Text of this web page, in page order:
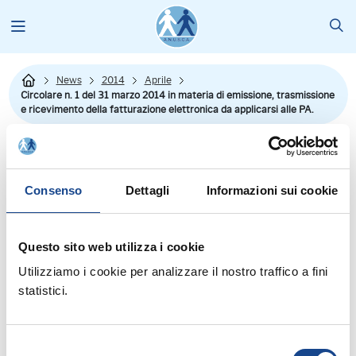
Consenso Dettagli Informazioni sui cookie
Questo sito web utilizza i cookie
Utilizziamo i cookie per analizzare il nostro traffico a fini
statistici.
News 2014
Aprile
Circolare n. 1 del 31 marzo 2014 in materia di emissione, trasmissione
e ricevimento della fatturazione elettronica da applicarsi alle PA.
Pubblica si riporta la news su:"Si pubblica la circolare n. 1 del 31
marzo 2014, interpretativa del decreto 3 aprile 2013, n. 55 del
Ministro dell'economia e delle finanze di concerto col Ministro per
la pubblica amministrazione e la semplificazione, in materia di
La circolare fornisce le indicazioni relative alle modalità attuative